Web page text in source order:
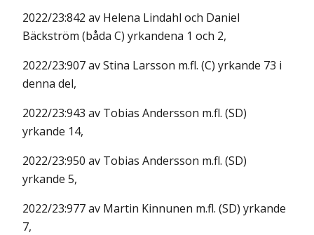
2022/23:842 av Helena Lindahl och Daniel
Bäckström (båda C) yrkandena 1 och 2,
2022/23:907 av Stina Larsson m.fl. (C) yrkande 73 i
denna del,
2022/23:943 av Tobias Andersson m.fl. (SD)
yrkande 14,
2022/23:950 av Tobias Andersson m.fl. (SD)
yrkande 5,
2022/23:977 av Martin Kinnunen m.fl. (SD) yrkande
7,